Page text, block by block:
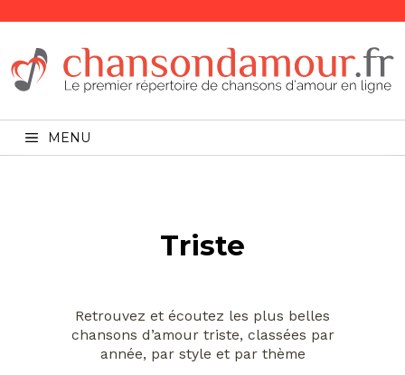
MENU
Triste
Retrouvez et écoutez les plus belles
chansons d’amour triste, classées par
année, par style et par thème